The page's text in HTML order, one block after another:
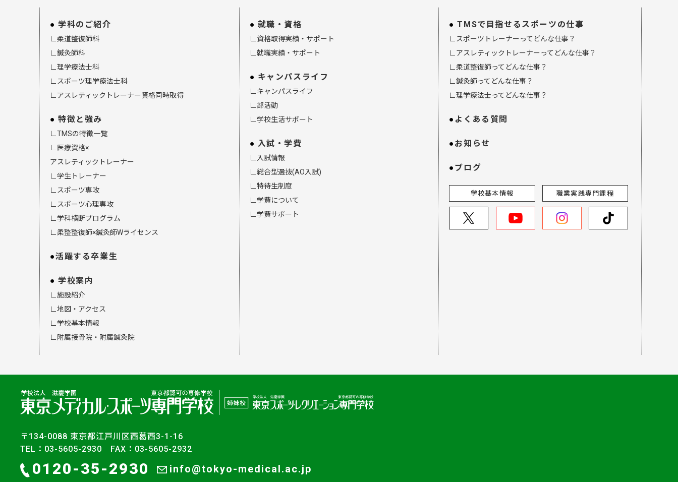
学科のご紹介
∟柔道整復師科
∟鍼灸師科
∟理学療法士科
∟スポーツ理学療法士科
∟アスレティックトレーナー資格同時取得
特徴と強み
∟TMSの特徴一覧
∟医療資格×
アスレティックトレーナー
∟学生トレーナー
∟スポーツ専攻
∟スポーツ心理専攻
∟学科横断プログラム
∟柔整整復師×鍼灸師Wライセンス
活躍する卒業生
学校案内
∟施設紹介
∟地図・アクセス
∟学校基本情報
∟附属接骨院・附属鍼灸院
就職・資格
∟資格取得実績・サポート
∟就職実績・サポート
キャンパスライフ
∟キャンパスライフ
∟部活動
∟学校生活サポート
入試・学費
∟入試情報
∟総合型選抜(AO入試)
∟特待生制度
∟学費について
∟学費サポート
TMSで目指せるスポーツの仕事
∟スポーツトレーナーってどんな仕事？
∟アスレティックトレーナーってどんな仕事？
∟柔道整復師ってどんな仕事？
∟鍼灸師ってどんな仕事？
∟理学療法士ってどんな仕事？
よくある質問
お知らせ
ブログ
学校基本情報 職業実践専門課程
〒134-0088 東京都江戸川区西葛西3-1-16
TEL：03-5605-2930 FAX：03-5605-2932
0120-35-2930 info@tokyo-medical.ac.jp